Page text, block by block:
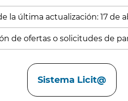
la última actualización: 17 de
de ofertas o solicitudes de
Sistema Licit@